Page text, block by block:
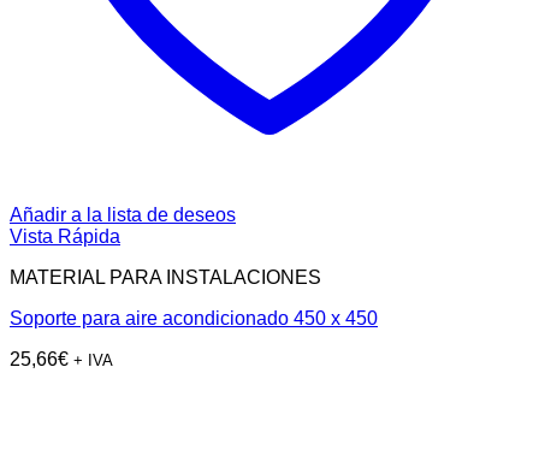
Añadir a la lista de deseos
Vista Rápida
MATERIAL PARA INSTALACIONES
Soporte para aire acondicionado 450 x 450
25,66€ + IVA